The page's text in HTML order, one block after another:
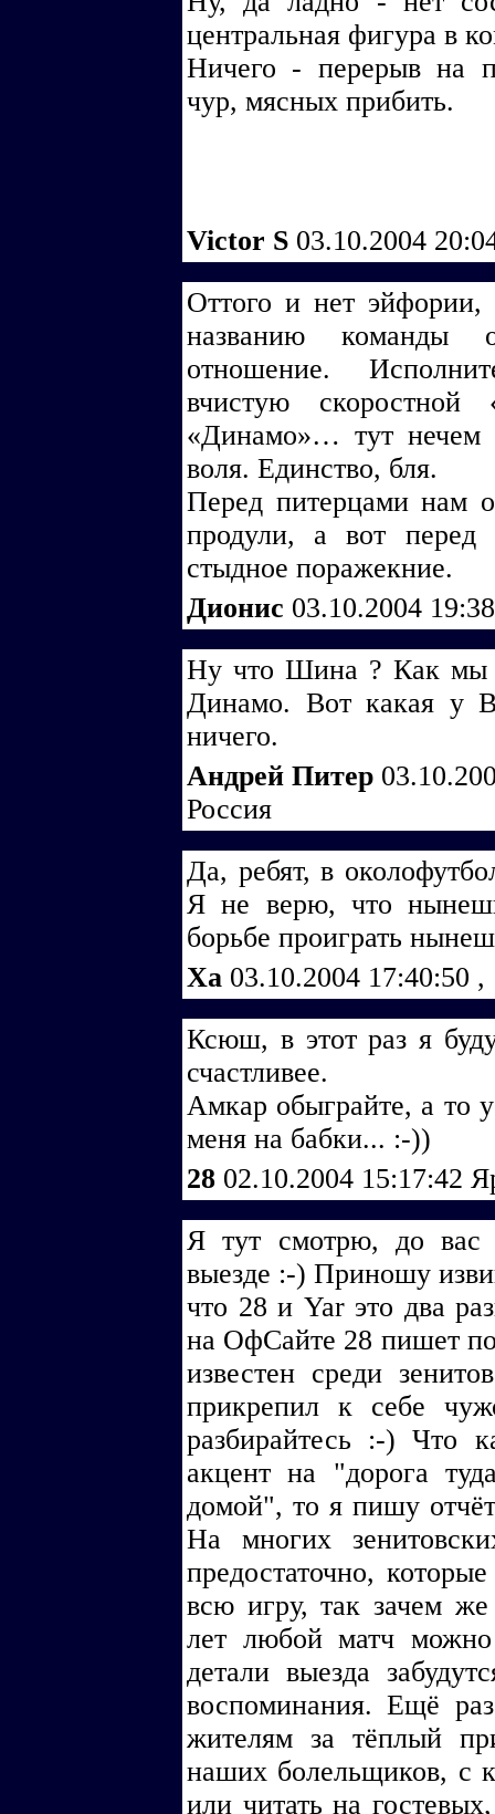
центральная фигура в
Ничего - перерыв на
чур, мясных прибить.
Victor S 03.10.2004
Оттого и нет эйфории,
названию команды
отношение.
вчистую скоростной
«Динамо»… тут нечем
воля. Единство, бля.
Перед питерцами нам
продули, а вот
стыдное поражекние.
Дионис 03.10.2004
Ну что Шина ? Как мы
Динамо. Вот какая у
ничего.
Андрей Питер
Россия
Да, ребят, в
Я не верю, что
борьбе проиграть
Ха 03.10.2004 17:40:50 ,
Ксюш, в этот раз я
счастливее.
Амкар обыграйте, а то
меня на бабки... :-))
28 02.10.2004 15:17:42
Я тут смотрю, до вас
выезде :-) Приношу
что 28 и Yar это два
на ОфСайте 28 пишет
известен среди
прикрепил к себе
разбирайтесь :-) Что
акцент на "дорога
домой", то я пишу
На многих
предостаточно,
всю игру, так зачем
лет любой матч можно
детали выезда
воспоминания. Ещё
жителям за тёплый
наших болельщиков, с
или читать на